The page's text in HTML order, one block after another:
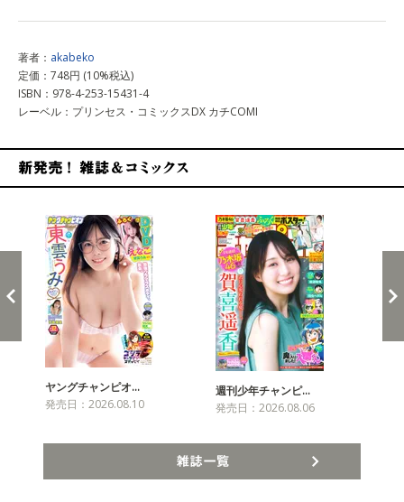
著者： akabeko
定価：748円 (10%税込)
ISBN：978-4-253-15431-4
レーベル：プリンセス・コミックスDX カチCOMI
ヤングチャンピオ…
発売日：2026.08.10
週刊少年チャンピ…
発売日：2026.08.06